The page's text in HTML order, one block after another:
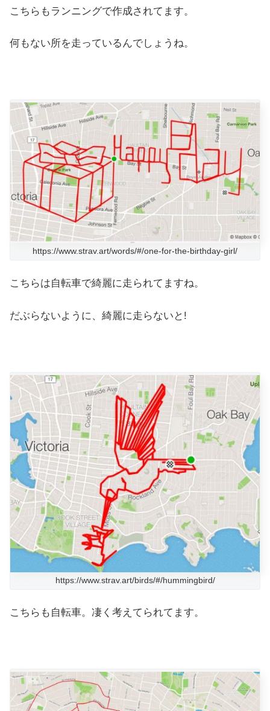
こちらもランニングで作成されてます。
何もない所を走っているんでしょうね。
https://www.strav.art/words/#/one-for-the-birthday-girl/
こちらは自転車で綺麗に走られてますね。
だぶらないように、綺麗に走らないと!
https://www.strav.art/birds/#/hummingbird/
こちらも自転車。凄く考えてられてます。